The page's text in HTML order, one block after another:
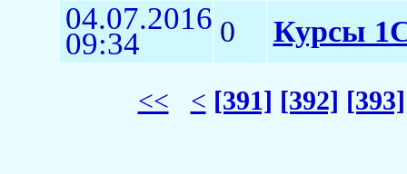
04.07.2016
09:34 0 Курсы
<< < [391] [392] [393]